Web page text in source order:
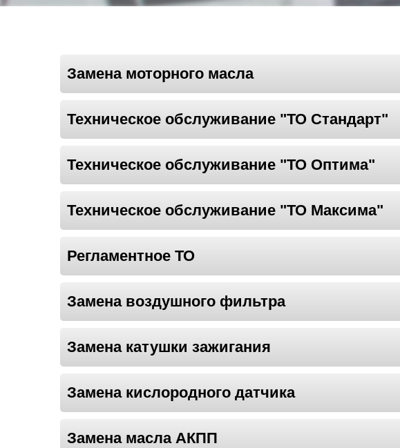
Замена моторного масла
Техническое обслуживание "ТО Стандарт"
Техническое обслуживание "ТО Оптима"
Техническое обслуживание "ТО Максима"
Регламентное ТО
Замена воздушного фильтра
Замена катушки зажигания
Замена кислородного датчика
Замена масла АКПП